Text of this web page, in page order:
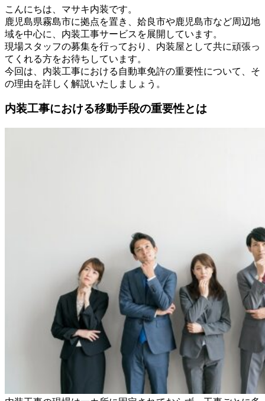
こんにちは、マサキ内装です。
鹿児島県霧島市に拠点を置き、姶良市や鹿児島市など周辺地
域を中心に、内装工事サービスを展開しています。
現場スタッフの募集を行っており、内装屋として共に頑張っ
てくれる方をお待ちしています。
今回は、内装工事における自動車免許の重要性について、そ
の理由を詳しく解説いたしましょう。
内装工事における移動手段の重要性とは